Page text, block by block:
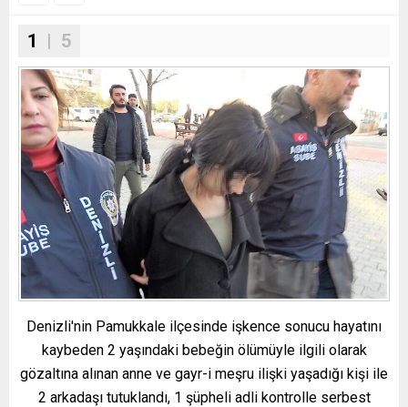
1 | 5
Denizli'nin Pamukkale ilçesinde işkence sonucu hayatını
kaybeden 2 yaşındaki bebeğin ölümüyle ilgili olarak
gözaltına alınan anne ve gayr-i meşru ilişki yaşadığı kişi ile
2 arkadaşı tutuklandı, 1 şüpheli adli kontrolle serbest